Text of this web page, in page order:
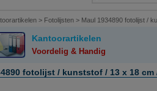
> Fotolijsten > Maul 1934890 fotolijst /
Kantoorartikelen
Voordelig & Handig
fotolijst / kunststof / 13 x 18 cm